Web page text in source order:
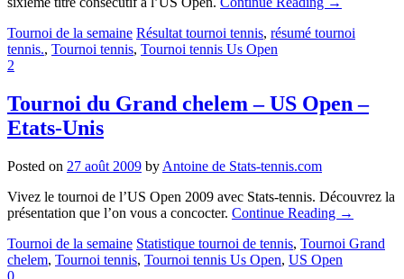
Tournoi de la semaine Résultat tournoi tennis, résumé tournoi
tennis., Tournoi tennis, Tournoi tennis Us Open
2
Tournoi du Grand chelem – US Open –
Etats-Unis
Posted on 27 août 2009 by Antoine de Stats-tennis.com
Vivez le tournoi de l’US Open 2009 avec Stats-tennis. Découvrez la
présentation que l’on vous a concocter. Continue Reading →
Tournoi de la semaine Statistique tournoi de tennis, Tournoi Grand
chelem, Tournoi tennis, Tournoi tennis Us Open, US Open